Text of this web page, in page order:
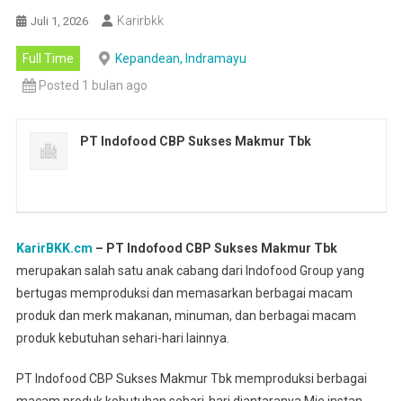
Juli 1, 2026 Karirbkk
Full Time
Kepandean, Indramayu
Posted 1 bulan ago
PT Indofood CBP Sukses Makmur Tbk
KarirBKK.cm – PT Indofood CBP Sukses Makmur Tbk
merupakan salah satu anak cabang dari Indofood Group yang
bertugas memproduksi dan memasarkan berbagai macam
produk dan merk makanan, minuman, dan berbagai macam
produk kebutuhan sehari-hari lainnya.
PT Indofood CBP Sukses Makmur Tbk memproduksi berbagai